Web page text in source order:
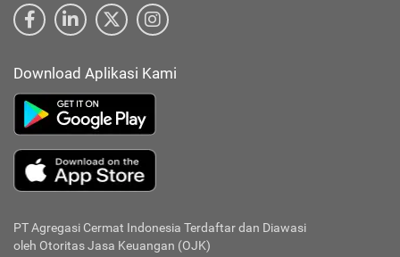
Download Aplikasi Kami
PT Agregasi Cermat Indonesia Terdaftar dan Diawasi
oleh Otoritas Jasa Keuangan (OJK)